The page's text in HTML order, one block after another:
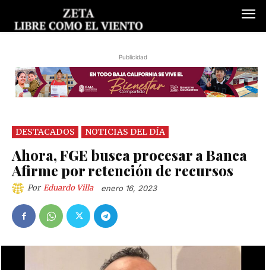
Publicidad
DESTACADOS NOTICIAS DEL DÍA
Ahora, FGE busca procesar a Banca
Afirme por retención de recursos
Por Eduardo Villa enero 16, 2023